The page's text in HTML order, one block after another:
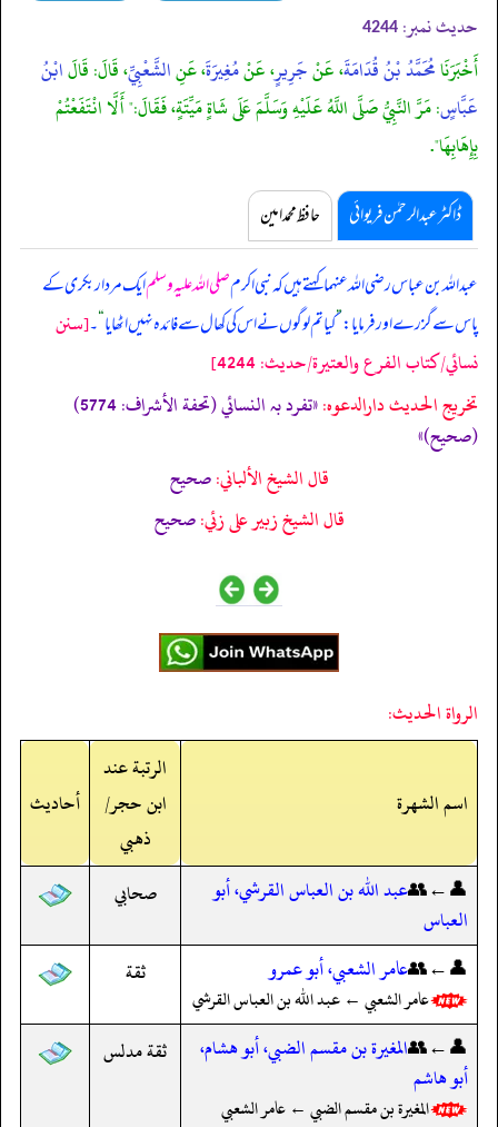
حدیث نمبر: 4244
أَخْبَرَنَامُحَمَّدُ بْنُ قُدَامَةَ، عَنْجَرِيرٍ، عَنْمُغِيرَةَ، عَنِالشَّعْبِيِّ، قَالَ: قَالَابْنُ
عَبَّاسٍ: مَرَّ النَّبِيُّ صَلَّى اللَّهُ عَلَيْهِ وَسَلَّمَ عَلَى شَاةٍ مَيِّتَةٍ، فَقَالَ:" أَلَّا انْتَفَعْتُمْ
بِإِهَابِهَا".
ڈاکٹر عبدالرحمٰن فریوائی حافظ محمد امین
عبداللہ بن عباس رضی اللہ عنہما کہتے ہیں کہنبی اکرمصلی اللہ علیہ وسلمایک مردار بکری کے
پاس سے گزرے اور فرمایا:”کیا تم لوگوں نے اس کی کھال سے فائدہ نہیں اٹھایا“۔[سنن
نسائي/كتاب الفرع والعتيرة/حدیث: 4244]
تخریج الحدیث دارالدعوہ:
«تفرد بہ النسائي (تحفة الأشراف: 5774)
(صحیح)»
قال الشيخ الألباني:صحيح
قال الشيخ زبير على زئي:صحيح
الرواة الحديث:
اسم الشهرة
الرتبة عند
ابن حجر/
ذهبي
أحاديث
👤←👥عبد الله بن العباس القرشي، أبو
العباس
صحابي
👤←👥عامر الشعبي، أبو عمرو
عامر الشعبي ← عبد الله بن العباس القرشي
ثقة
👤←👥المغيرة بن مقسم الضبي، أبو هشام،
أبو هاشم
المغيرة بن مقسم الضبي ← عامر الشعبي
ثقة مدلس